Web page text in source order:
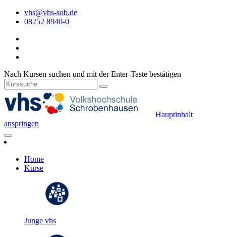
vhs@vhs-sob.de
08252 8940-0
Nach Kursen suchen und mit der Enter-Taste bestätigen
Hauptinhalt
anspringen
Home
Kurse
Junge vhs